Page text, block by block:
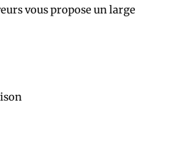
vous propose un large